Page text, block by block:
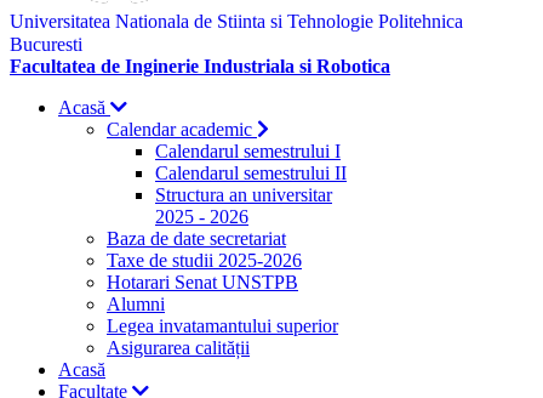
Universitatea Nationala de Stiinta si Tehnologie Politehnica
Bucuresti
Facultatea de Inginerie Industriala si Robotica
Acasă
Calendar academic
Calendarul semestrului I
Calendarul semestrului II
Structura an universitar
2025 - 2026
Baza de date secretariat
Taxe de studii 2025-2026
Hotarari Senat UNSTPB
Alumni
Legea invatamantului superior
Asigurarea calității
Acasă
Facultate